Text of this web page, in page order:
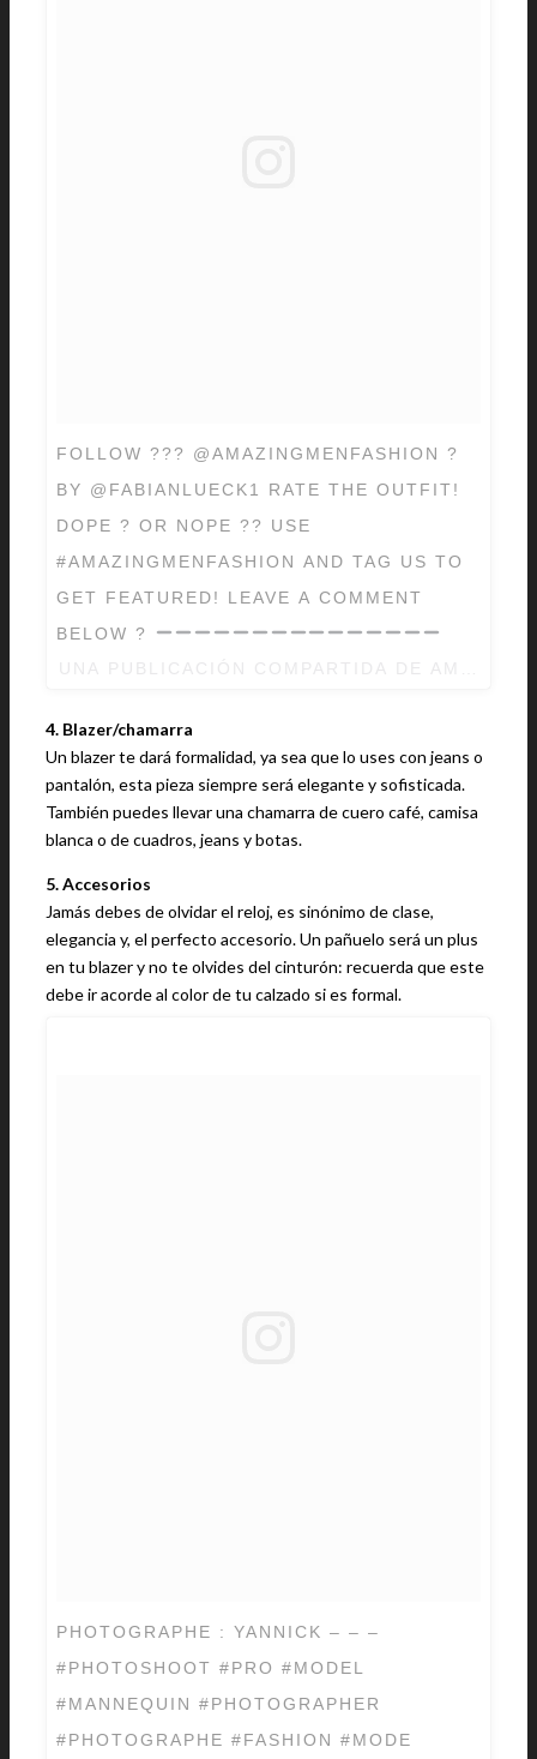
FOLLOW ??? @AMAZINGMENFASHION ?
BY @FABIANLUECK1 RATE THE OUTFIT!
DOPE ? OR NOPE ?? USE
#AMAZINGMENFASHION AND TAG US TO
GET FEATURED! LEAVE A COMMENT
BELOW ?
4. Blazer/chamarra
Un blazer te dará formalidad, ya sea que lo uses con jeans o
pantalón, esta pieza siempre será elegante y sofisticada.
También puedes llevar una chamarra de cuero café, camisa
blanca o de cuadros, jeans y botas.
5. Accesorios
Jamás debes de olvidar el reloj, es sinónimo de clase,
elegancia y, el perfecto accesorio. Un pañuelo será un plus
en tu blazer y no te olvides del cinturón: recuerda que este
debe ir acorde al color de tu calzado si es formal.
PHOTOGRAPHE : YANNICK – – –
#PHOTOSHOOT #PRO #MODEL
#MANNEQUIN #PHOTOGRAPHER
#PHOTOGRAPHE #FASHION #MODE